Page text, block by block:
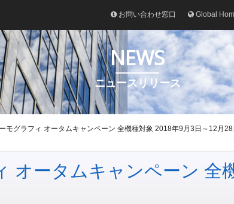
Global
お問い合わせ窓口
NEWS
ニュースリリース
モグラフィ オータムキャンペーン 全機種対象 2018年9月3日～12月28
オータムキャンペーン 全